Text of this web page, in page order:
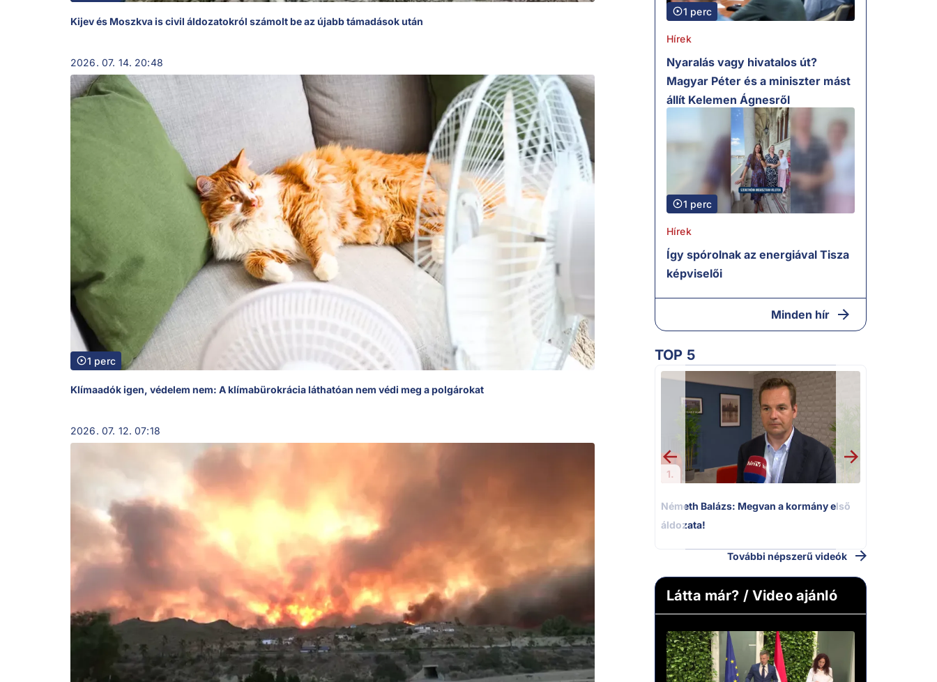
Kijev és Moszkva is civil áldozatokról számolt be az újabb támadások után
2026. 07. 14. 20:48
1 perc
Klímaadók igen, védelem nem: A klímabürokrácia láthatóan nem védi meg a polgárokat
2026. 07. 12. 07:18
1 perc
Hírek
Nyaralás vagy hivatalos út?
Magyar Péter és a miniszter mást
állít Kelemen Ágnesről
1 perc
Hírek
Így spórolnak az energiával Tisza
képviselői
Minden hír
TOP 5
1.
Németh Balázs: Megvan a kormány első
áldozata!
További népszerű videók
Látta már? / Video ajánló